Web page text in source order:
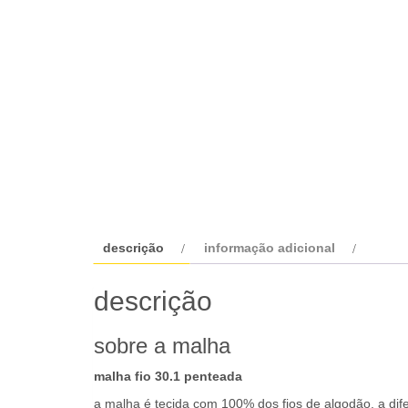
descrição informação adicional
descrição
sobre a malha
malha fio 30.1 penteada
a malha é tecida com 100% dos fios de algodão. a